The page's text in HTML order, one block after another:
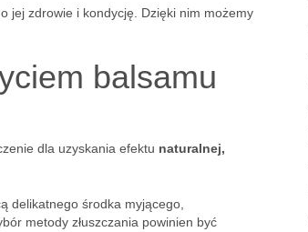
jej zdrowie i kondycję. Dzięki nim możemy
balsamu
dla uzyskania efektu naturalnej,
delikatnego środka myjącego,
metody złuszczania powinien być